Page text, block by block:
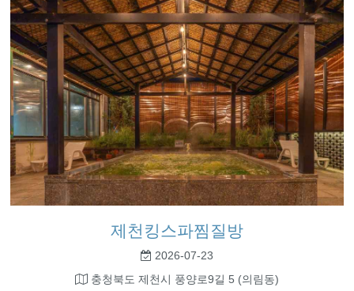
제천킹스파찜질방
2026-07-23
충청북도 제천시 풍양로9길 5 (의림동)